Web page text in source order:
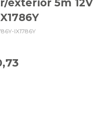
exterior 5m 12V
IX1786Y